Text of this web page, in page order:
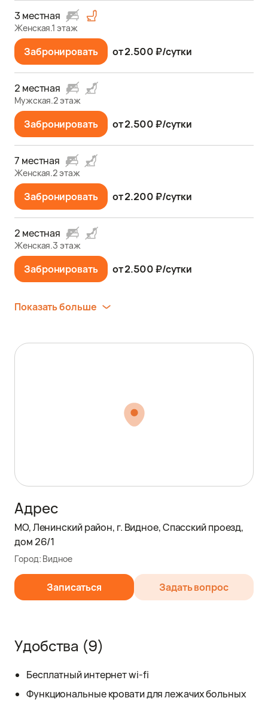
3 местная
Женская.1 этаж
от 2.500 ₽/сутки
Забронировать
2 местная
Мужская.2 этаж
от 2.500 ₽/сутки
Забронировать
7 местная
Женская.2 этаж
от 2.200 ₽/сутки
Забронировать
2 местная
Женская.3 этаж
от 2.500 ₽/сутки
Забронировать
Показать больше
Адрес
МО, Ленинский район, г. Видное, Спасский проезд,
дом 26/1
Город: Видное
Записаться Задать вопрос
Удобства (9)
Бесплатный интернет wi-fi
Функциональные кровати для лежачих больных